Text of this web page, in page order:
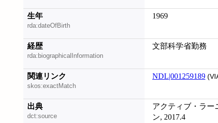
生年
rda:dateOfBirth
1969
経歴
rda:biographicalInformation
文部科学省勤務
関連リンク
skos:exactMatch
NDL|001259189
出典
dct:source
アクティブ・ラー
ン, 2017.4